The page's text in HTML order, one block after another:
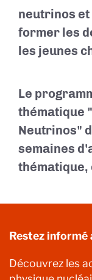
neutrinos et
former les
les jeunes
Le
thématique
Neutrinos"
semaines
thématique,
Restez informé
Découvrez les